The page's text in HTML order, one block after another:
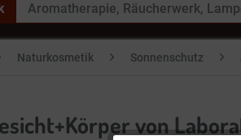
Aromatherapie, Räucherwerk,
Naturkosmetik Sonnenschutz
von